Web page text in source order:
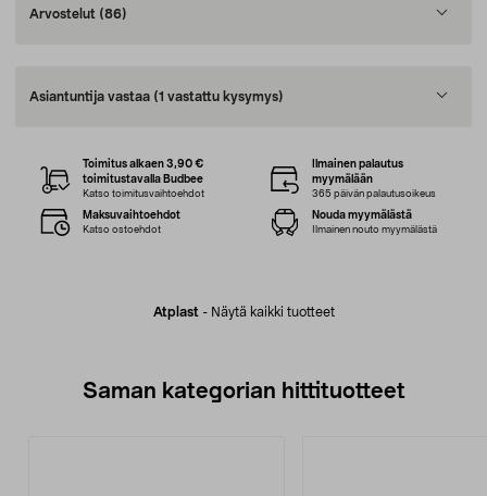
Arvostelut (86)
Asiantuntija vastaa (1 vastattu kysymys)
Atplast - Näytä kaikki tuotteet
Toimitus alkaen 3,90 €
toimitustavalla Budbee
Katso toimitusvaihtoehdot
Ilmainen palautus
myymälään
365 päivän palautusoikeus
Maksuvaihtoehdot
Katso ostoehdot
Nouda myymälästä
Ilmainen nouto myymälästä
Saman kategorian hittituotteet